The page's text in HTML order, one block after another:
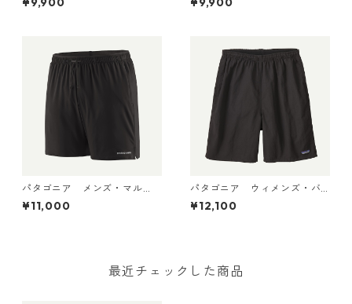
2 (カラー '95 Oval Logo: Fa
2 '95 Oval Logo: Gem Green
パタゴニア メンズ・マル
チ・トレイルズ・ショーツ ６
インチ Black 57595 Patago
¥11,000
パタゴニア ウィメンズ・バ
ギーズ・ロング Black 57035
Patagonia Women's Baggie
¥12,100
最近チェックした商品